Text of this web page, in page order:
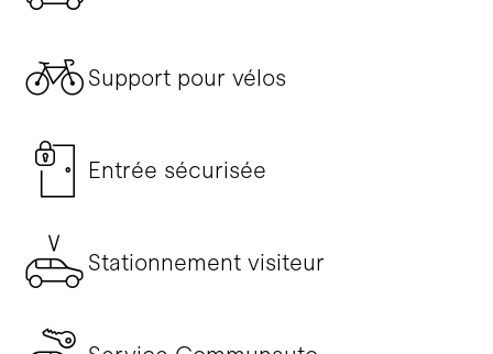
Support pour vélos
Entrée sécurisée
Stationnement visiteur